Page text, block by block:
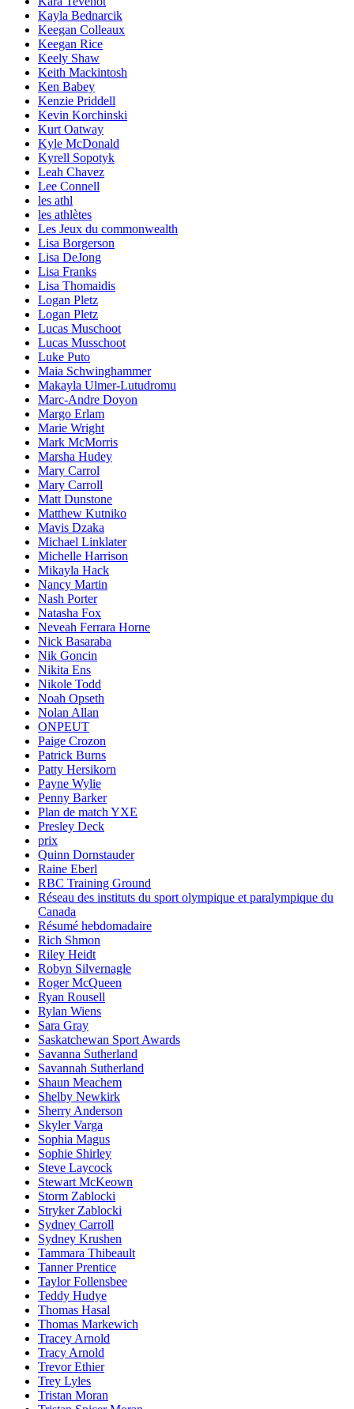
Kayla Bednarcik
Keegan Colleaux
Keegan Rice
Keely Shaw
Keith Mackintosh
Ken Babey
Kenzie Priddell
Kevin Korchinski
Kurt Oatway
Kyle McDonald
Kyrell Sopotyk
Leah Chavez
Lee Connell
les athl
les athlètes
Les Jeux du commonwealth
Lisa Borgerson
Lisa DeJong
Lisa Franks
Lisa Thomaidis
Logan Pletz
Logan Pletz
Lucas Muschoot
Lucas Musschoot
Luke Puto
Maia Schwinghammer
Makayla Ulmer-Lutudromu
Marc-Andre Doyon
Margo Erlam
Marie Wright
Mark McMorris
Marsha Hudey
Mary Carrol
Mary Carroll
Matt Dunstone
Matthew Kutniko
Mavis Dzaka
Michael Linklater
Michelle Harrison
Mikayla Hack
Nancy Martin
Nash Porter
Natasha Fox
Neveah Ferrara Horne
Nick Basaraba
Nik Goncin
Nikita Ens
Nikole Todd
Noah Opseth
Nolan Allan
ONPEUT
Paige Crozon
Patrick Burns
Patty Hersikorn
Payne Wylie
Penny Barker
Plan de match YXE
Presley Deck
prix
Quinn Dornstauder
Raine Eberl
RBC Training Ground
Réseau des instituts du sport olympique et paralympique du
Canada
Résumé hebdomadaire
Rich Shmon
Riley Heidt
Robyn Silvernagle
Roger McQueen
Ryan Rousell
Rylan Wiens
Sara Gray
Saskatchewan Sport Awards
Savanna Sutherland
Savannah Sutherland
Shaun Meachem
Shelby Newkirk
Sherry Anderson
Skyler Varga
Sophia Magus
Sophie Shirley
Steve Laycock
Stewart McKeown
Storm Zablocki
Stryker Zablocki
Sydney Carroll
Sydney Krushen
Tammara Thibeault
Tanner Prentice
Taylor Follensbee
Teddy Hudye
Thomas Hasal
Thomas Markewich
Tracey Arnold
Tracy Arnold
Trevor Ethier
Trey Lyles
Tristan Moran